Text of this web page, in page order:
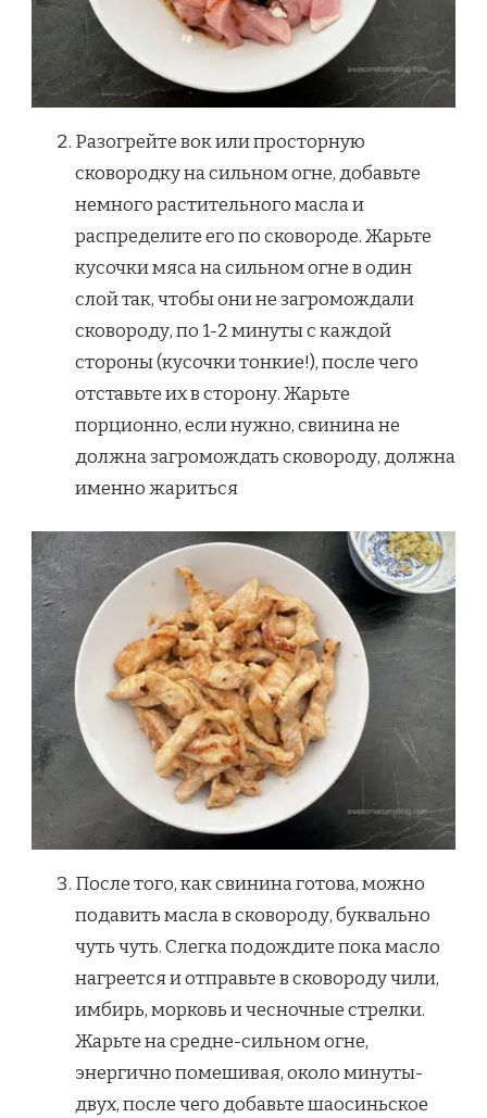
Разогрейте вок или просторную
сковородку на сильном огне, добавьте
немного растительного масла и
распределите его по сковороде. Жарьте
кусочки мяса на сильном огне в один
слой так, чтобы они не загромождали
сковороду, по 1-2 минуты с каждой
стороны (кусочки тонкие!), после чего
отставьте их в сторону. Жарьте
порционно, если нужно, свинина не
должна загромождать сковороду, должна
именно жариться
После того, как свинина готова, можно
подавить масла в сковороду, буквально
чуть чуть. Слегка подождите пока масло
нагреется и отправьте в сковороду чили,
имбирь, морковь и чесночные стрелки.
Жарьте на средне-сильном огне,
энергично помешивая, около минуты-
двух, после чего добавьте шаосиньское